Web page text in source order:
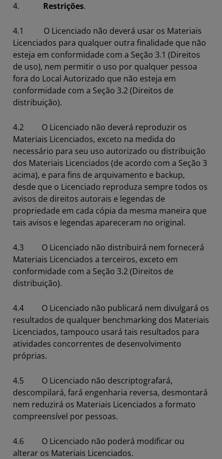
4. Restrições.
4.1 O Licenciado não deverá usar os Materiais
Licenciados para qualquer outra finalidade que não
esteja em conformidade com a Seção 3.1 (Direitos
de uso), nem permitir o uso por qualquer pessoa
fora do Local Autorizado que não esteja em
conformidade com a Seção 3.2 (Direitos de
distribuição).
4.2 O Licenciado não deverá reproduzir os
Materiais Licenciados, exceto na medida do
necessário para seu uso autorizado ou distribuição
dos Materiais Licenciados (de acordo com a Seção 3
acima), e para fins de arquivamento e backup,
desde que o Licenciado reproduza sempre todos os
avisos de direitos autorais e legendas de
propriedade em cada cópia da mesma maneira que
tais avisos e legendas apareceram no original.
4.3 O Licenciado não distribuirá nem fornecerá
Materiais Licenciados a terceiros, exceto em
conformidade com a Seção 3.2 (Direitos de
distribuição).
4.4 O Licenciado não publicará nem divulgará os
resultados de qualquer benchmarking dos Materiais
Licenciados, tampouco usará tais resultados para
atividades concorrentes de desenvolvimento
próprias.
4.5 O Licenciado não descriptografará,
descompilará, fará engenharia reversa, desmontará
nem reduzirá os Materiais Licenciados a formato
compreensível por pessoas.
4.6 O Licenciado não poderá modificar ou
alterar os Materiais Licenciados.